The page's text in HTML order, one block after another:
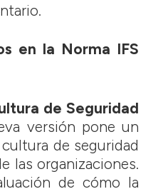
en la Norma IFS
de Seguridad
versión pone un
de seguridad
las organizaciones.
de cómo la